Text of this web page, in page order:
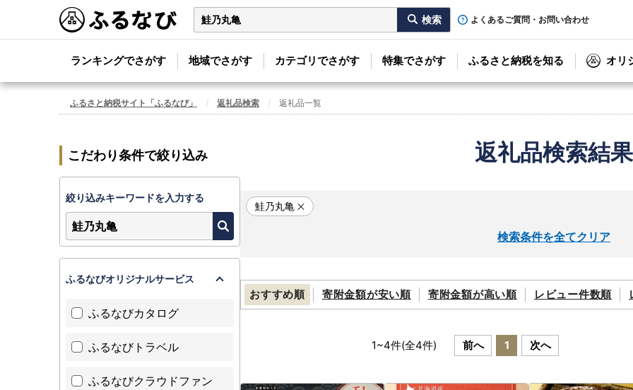
よくあるご質問・お問い合わせ
ランキングでさがす 地域でさがす カテゴリでさがす 特集でさがす ふるさと納税を知る オリ
ふるさと納税サイト「ふるなび」 返礼品検索 返礼品一覧
返礼品検索結果
鮭乃丸亀
検索条件を全てクリア
おすすめ順 寄附金額が安い順 寄附金額が高い順 レビュー件数順
1~4件(全4件) 前へ 1 次へ
こだわり条件で絞り込み
絞り込みキーワードを入力する
ふるなびオリジナルサービス
ふるなびカタログ
ふるなびトラベル
ふるなびクラウドファン